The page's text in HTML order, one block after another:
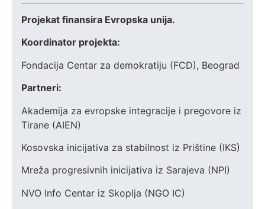
Projekat finansira Evropska unija.
Koordinator projekta:
Fondacija Centar za demokratiju (FCD), Beograd
Partneri:
Akademija za evropske integracije i pregovore iz
Tirane (AIEN)
Kosovska inicijativa za stabilnost iz Prištine (IKS)
Mreža progresivnih inicijativa iz Sarajeva (NPI)
NVO Info Centar iz Skoplja (NGO IC)